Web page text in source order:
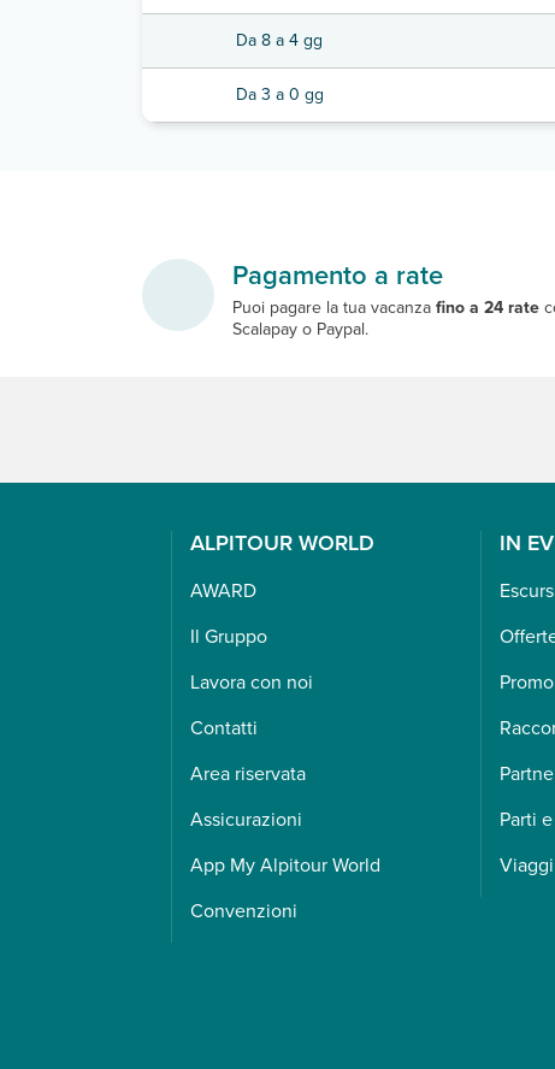
Da 8 a 4 gg
Da 3 a 0 gg
Pagamento a rate
Puoi pagare la tua vacanzafino a 24 rate
Scalapay o Paypal.
ALPITOUR WORLD
AWARD
Il Gruppo
Lavora con noi
Contatti
Area riservata
Assicurazioni
App My Alpitour World
Convenzioni
IN
Promo
Parti